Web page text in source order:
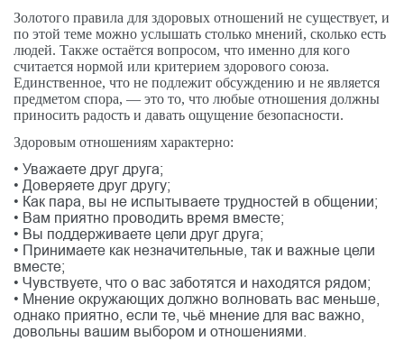
Золотого правила для здоровых отношений не существует, и
по этой теме можно услышать столько мнений, сколько есть
людей. Также остаётся вопросом, что именно для кого
считается нормой или критерием здорового союза.
Единственное, что не подлежит обсуждению и не является
предметом спора, — это то, что любые отношения должны
приносить радость и давать ощущение безопасности.
Здоровым отношениям характерно:
• Уважаете друг друга;
• Доверяете друг другу;
• Как пара, вы не испытываете трудностей в общении;
• Вам приятно проводить время вместе;
• Вы поддерживаете цели друг друга;
• Принимаете как незначительные, так и важные цели
вместе;
• Чувствуете, что о вас заботятся и находятся рядом;
• Мнение окружающих должно волновать вас меньше,
однако приятно, если те, чьё мнение для вас важно,
довольны вашим выбором и отношениями.